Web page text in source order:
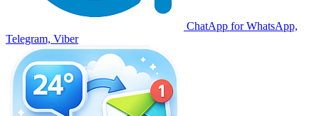
ChatApp for WhatsApp,
Telegram, Viber